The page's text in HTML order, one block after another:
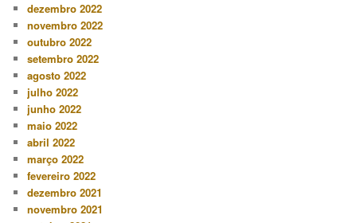
dezembro 2022
novembro 2022
outubro 2022
setembro 2022
agosto 2022
julho 2022
junho 2022
maio 2022
abril 2022
março 2022
fevereiro 2022
dezembro 2021
novembro 2021